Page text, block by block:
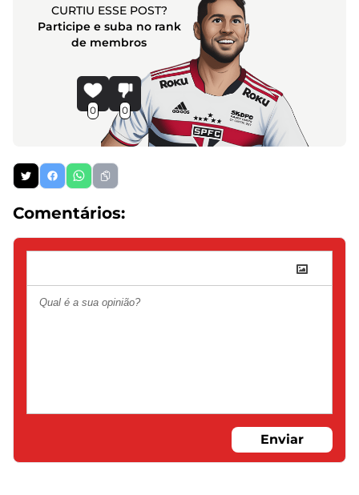
CURTIU ESSE POST?
Participe e suba no rank
de membros
0 0
Comentários:
Enviar